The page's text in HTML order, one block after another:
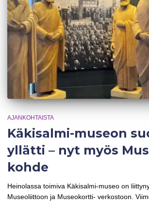
AJANKOHTAISTA
Käkisalmi-museon
yllätti – nyt myös
kohde
Heinolassa toimiva Käkisalmi-museo on
Museoliittoon ja Museokortti- verkostoon.